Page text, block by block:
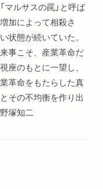
ルサスの罠」と呼ば
加によって相殺さ
状態が続いていた。
事こそ、産業革命だ
座のもとに一望し、
革命をもたらした真
その不均衡を作り出
塚知二